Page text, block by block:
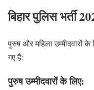
बिहार पुलिस भर्ती
पुरुष और महिला उम्मीदवारों
गए हैं:
पुरुष उम्मीदवारों के लिए: